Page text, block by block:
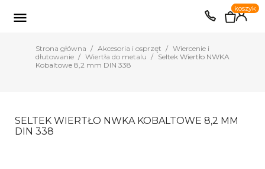
EUR PLN

0
koszyk
Strona główna Akcesoria i osprzęt
Wiercenie i
dłutowanie
Wiertła do metalu
Seltek Wiertło NWKA
Kobaltowe 8,2 mm DIN 338
SELTEK WIERTŁO NWKA KOBALTOWE 8,2 MM
DIN 338